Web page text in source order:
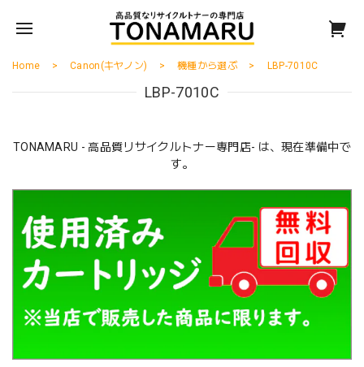
Home Canon(キヤノン) 機種から選ぶ LBP-7010C
LBP-7010C
TONAMARU - 高品質リサイクルトナー専門店- は、現在準備中で
す。